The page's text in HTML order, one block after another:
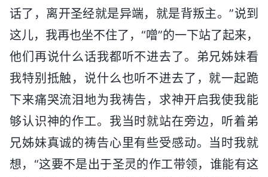
话了，离开圣经就是异端，就是背叛主。”说到
这儿，我再也坐不住了，“噌”的一下站了起来，
他们再说什么话我都听不进去了。弟兄姊妹看
我特别抵触，说什么也听不进去了，就一起跪
下来痛哭流泪地为我祷告，求神开启我使我能
够认识神的作工。我当时就站在旁边，听着弟
兄姊妹真诚的祷告心里有些受感动。当时我就
想，“这要不是出于圣灵的作工带领，谁能有这